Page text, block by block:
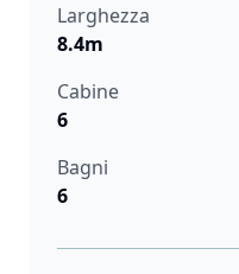
Larghezza
8.4m
Cabine
6
Bagni
6